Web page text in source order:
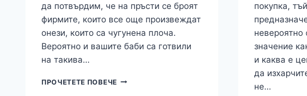
да потвърдим, че на пръсти се броят
фирмите, които все още произвеждат
онези, които са чугунена плоча.
Вероятно и вашите баби са готвили
на такива…
ПРОЧЕТЕТЕ ПОВЕЧЕПЛОТОВЕТЕ
покупка,
невероятно
значение
и каква е
да
не…